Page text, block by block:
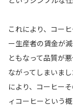
これにより、コー
ー生産者の賃金が
ともなって品質が
ながってしまいま
により、コーヒー
ィコーヒーという